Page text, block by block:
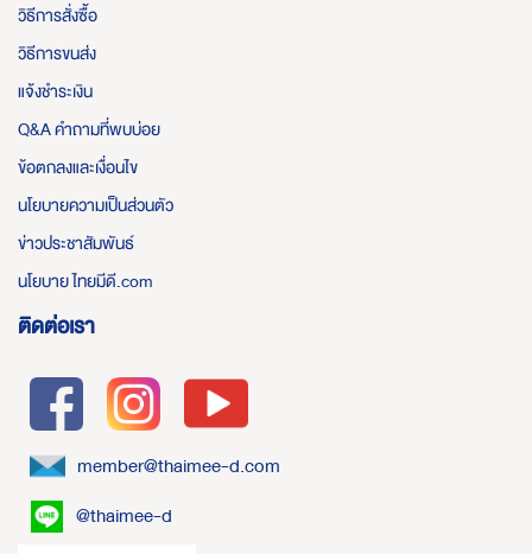
วิธีการสั่งซื้อ
วิธีการขนส่ง
แจ้งชำระเงิน
Q&A คำถามที่พบบ่อย
ข้อตกลงและเงื่อนไข
นโยบายความเป็นส่วนตัว
ข่าวประชาสัมพันธ์
นโยบาย ไทยมีดี.com
ติดต่อเรา
member@thaimee-d.com
@thaimee-d